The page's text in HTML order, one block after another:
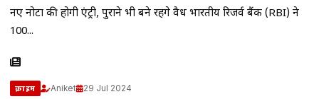
नए नोटों की होगी एंट्री, पुराने भी बने रहेंगे वैध भारतीय रिजर्व बैंक (RBI) ने
100...
क्राइम Aniket 29 Jul 2024